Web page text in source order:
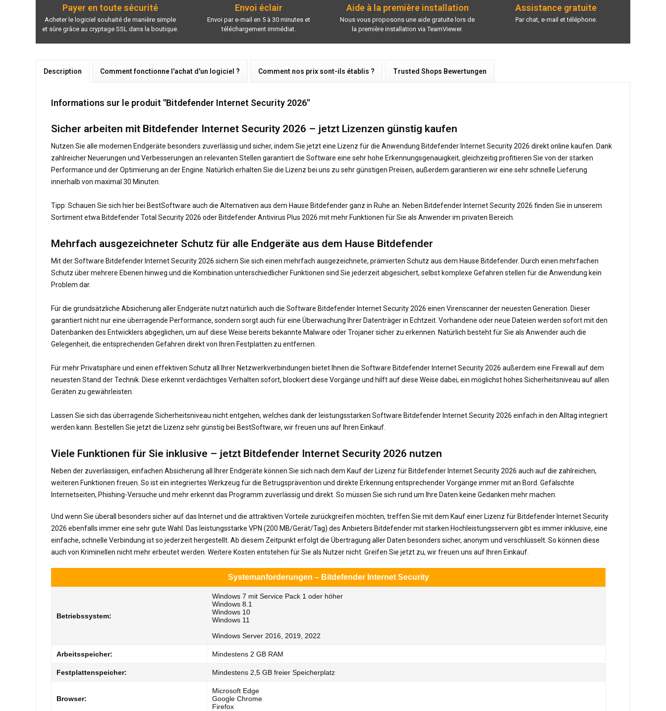
Payer en toute sécurité
Acheter le logiciel souhaité de manière simple
et sûre grâce au cryptage SSL dans la boutique.
Envoi éclair
Envoi par e-mail en 5 à 30 minutes et
téléchargement immédiat.
Aide à la première installation
Nous vous proposons une aide gratuite lors de
la première installation via TeamViewer.
Assistance gratuite
Par chat, e-mail et téléphone.
Description Comment fonctionne l'achat d'un logiciel ? Comment nos prix sont-ils établis ? Trusted Shops Bewertungen
Informations sur le produit "Bitdefender Internet Security 2026"
Sicher arbeiten mit Bitdefender Internet Security 2026 – jetzt Lizenzen günstig kaufen
Nutzen Sie alle modernen Endgeräte besonders zuverlässig und sicher, indem Sie jetzt eine Lizenz für die Anwendung Bitdefender Internet Security 2026 direkt online kaufen. Dank
zahlreicher Neuerungen und Verbesserungen an relevanten Stellen garantiert die Software eine sehr hohe Erkennungsgenauigkeit, gleichzeitig profitieren Sie von der starken
Performance und der Optimierung an der Engine. Natürlich erhalten Sie die Lizenz bei uns zu sehr günstigen Preisen, außerdem garantieren wir eine sehr schnelle Lieferung
innerhalb von maximal 30 Minuten.
Tipp: Schauen Sie sich hier bei BestSoftware auch die Alternativen aus dem Hause Bitdefender ganz in Ruhe an. Neben Bitdefender Internet Security 2026 finden Sie in unserem
Sortiment etwa Bitdefender Total Security 2026 oder Bitdefender Antivirus Plus 2026 mit mehr Funktionen für Sie als Anwender im privaten Bereich.
Mehrfach ausgezeichneter Schutz für alle Endgeräte aus dem Hause Bitdefender
Mit der Software Bitdefender Internet Security 2026 sichern Sie sich einen mehrfach ausgezeichnete, prämierten Schutz aus dem Hause Bitdefender. Durch einen mehrfachen
Schutz über mehrere Ebenen hinweg und die Kombination unterschiedlicher Funktionen sind Sie jederzeit abgesichert, selbst komplexe Gefahren stellen für die Anwendung kein
Problem dar.
Für die grundsätzliche Absicherung aller Endgeräte nutzt natürlich auch die Software Bitdefender Internet Security 2026 einen Virenscanner der neuesten Generation. Dieser
garantiert nicht nur eine überragende Performance, sondern sorgt auch für eine Überwachung Ihrer Datenträger in Echtzeit. Vorhandene oder neue Dateien werden sofort mit den
Datenbanken des Entwicklers abgeglichen, um auf diese Weise bereits bekannte Malware oder Trojaner sicher zu erkennen. Natürlich besteht für Sie als Anwender auch die
Gelegenheit, die entsprechenden Gefahren direkt von Ihren Festplatten zu entfernen.
Für mehr Privatsphäre und einen effektiven Schutz all Ihrer Netzwerkverbindungen bietet Ihnen die Software Bitdefender Internet Security 2026 außerdem eine Firewall auf dem
neuesten Stand der Technik. Diese erkennt verdächtiges Verhalten sofort, blockiert diese Vorgänge und hilft auf diese Weise dabei, ein möglichst hohes Sicherheitsniveau auf allen
Geräten zu gewährleisten.
Lassen Sie sich das überragende Sicherheitsniveau nicht entgehen, welches dank der leistungsstarken Software Bitdefender Internet Security 2026 einfach in den Alltag integriert
werden kann. Bestellen Sie jetzt die Lizenz sehr günstig bei BestSoftware, wir freuen uns auf Ihren Einkauf.
Viele Funktionen für Sie inklusive – jetzt Bitdefender Internet Security 2026 nutzen
Neben der zuverlässigen, einfachen Absicherung all Ihrer Endgeräte können Sie sich nach dem Kauf der Lizenz für Bitdefender Internet Security 2026 auch auf die zahlreichen,
weiteren Funktionen freuen. So ist ein integriertes Werkzeug für die Betrugsprävention und direkte Erkennung entsprechender Vorgänge immer mit an Bord. Gefälschte
Internetseiten, Phishing-Versuche und mehr erkennt das Programm zuverlässig und direkt. So müssen Sie sich rund um Ihre Daten keine Gedanken mehr machen.
Und wenn Sie überall besonders sicher auf das Internet und die attraktiven Vorteile zurückgreifen möchten, treffen Sie mit dem Kauf einer Lizenz für Bitdefender Internet Security
2026 ebenfalls immer eine sehr gute Wahl. Das leistungsstarke VPN (200 MB/Gerät/Tag) des Anbieters Bitdefender mit starken Hochleistungsservern gibt es immer inklusive, eine
einfache, schnelle Verbindung ist so jederzeit hergestellt. Ab diesem Zeitpunkt erfolgt die Übertragung aller Daten besonders sicher, anonym und verschlüsselt. So können diese
auch von Kriminellen nicht mehr erbeutet werden. Weitere Kosten entstehen für Sie als Nutzer nicht. Greifen Sie jetzt zu, wir freuen uns auf Ihren Einkauf.
Systemanforderungen – Bitdefender Internet Security
Betriebssystem:
Windows 7 mit Service Pack 1 oder höher
Windows 8.1
Windows 10
Windows 11
Windows Server 2016, 2019, 2022
Arbeitsspeicher: Mindestens 2 GB RAM
Festplattenspeicher: Mindestens 2,5 GB freier Speicherplatz
Browser:
Microsoft Edge
Google Chrome
Firefox